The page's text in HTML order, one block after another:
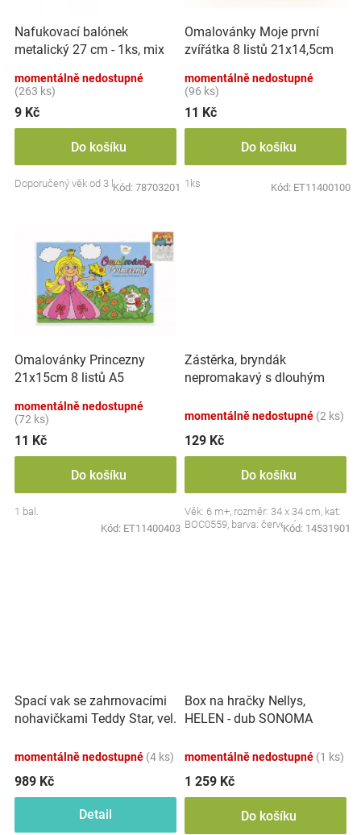
Hračkářství
ůo
d
u
k
ů
Nafukovací balónek
metalický 27 cm - 1ks, mix
momentálně nedostupné
(263 ks)
9 Kč
Do košíku
Doporučený věk od 3 letKód: 78703201
Omalovánky Moje první
zvířátka 8 listů 21x14,5cm
momentálně nedostupné
(96 ks)
11 Kč
Do košíku
1ks Kód: ET11400100
Omalovánky Princezny
21x15cm 8 listů A5
momentálně nedostupné
(72 ks)
11 Kč
Do košíku
1 bal.
Kód: ET11400403
Zástěrka, bryndák
nepromakavý s dlouhým
momentálně nedostupné (2 ks)
129 Kč
Do košíku
Věk: 6 m+, rozměr: 34 x 34 cm, kat:
BOC0559, barva: červená
Kód: 14531901
Spací vak se zahrnovacími
nohavičkami Teddy Star, vel.
momentálně nedostupné (4 ks)
989 Kč
Detail
Box na hračky Nellys,
HELEN - dub SONOMA
momentálně nedostupné (1 ks)
1 259 Kč
Do košíku